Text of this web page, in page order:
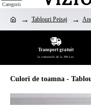
Tablouri Peisaj
Transport gratuit
la comenzile de la 399 Lei.
Culori de toamna -